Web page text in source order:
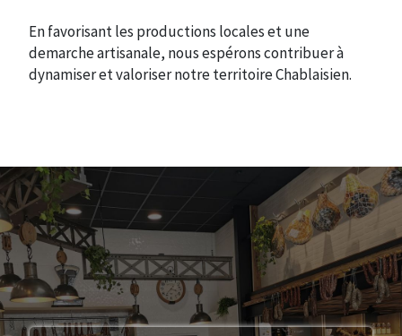
En favorisant les productions locales et une
demarche artisanale, nous espérons contribuer à
dynamiser et valoriser notre territoire Chablaisien.